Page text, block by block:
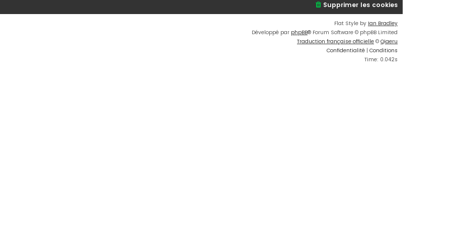
Supprimer les cookies
Flat Style by Ian Bradley
Développé par phpBB® Forum Software © phpBB Limited
Traduction française officielle © Qiaeru
Confidentialité | Conditions
Time: 0.042s